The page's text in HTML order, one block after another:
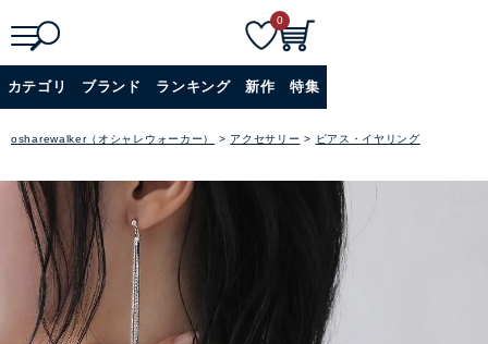
詳細検索
0
カテゴリ ブランド ランキング 新作 特集
osharewalker（オシャレウォーカー） アクセサリー ピアス・イヤリング